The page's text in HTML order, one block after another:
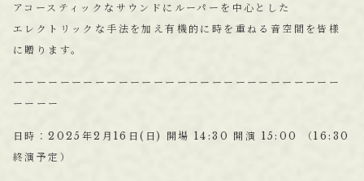
アコースティックなサウンドにルーパーを中心とした
エレクトリックな手法を加え有機的に時を重ねる音空間を皆様
に贈ります。
ーーーーーーーーーーーーーーーーーーーーーーーーーーーー
ーーーー
日時：2025年2月16日(日) 開場 14:30 開演 15:00 （16:30
終演予定）